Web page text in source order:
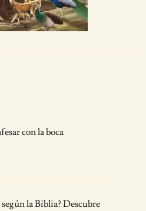
con la boca
la Biblia? Descubre